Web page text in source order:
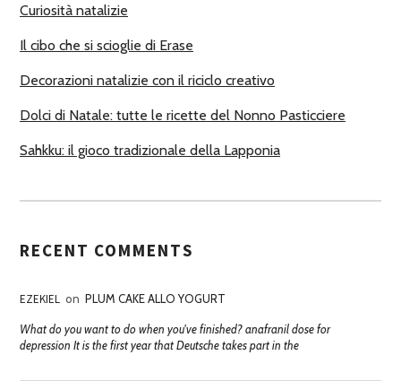
I
Curiosità natalizie
Il cibo che si scioglie di Erase
Decorazioni natalizie con il riciclo creativo
Dolci di Natale: tutte le ricette del Nonno Pasticciere
Sahkku: il gioco tradizionale della Lapponia
RECENT COMMENTS
EZEKIEL on PLUM CAKE ALLO YOGURT
What do you want to do when you've finished? anafranil dose for
depression It is the first year that Deutsche takes part in the